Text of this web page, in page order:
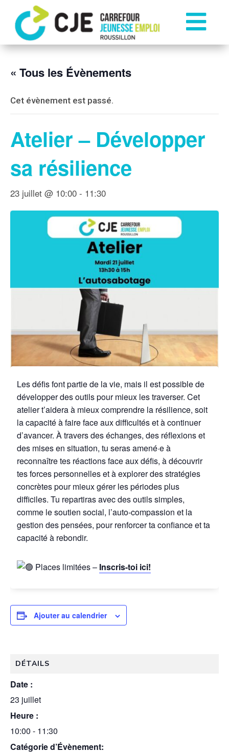

« Tous les Évènements
Cet évènement est passé.
Atelier – Développer
sa résilience
23 juillet @ 10:00 - 11:30
Les défis font partie de la vie, mais il est possible de
développer des outils pour mieux les traverser. Cet
atelier t’aidera à mieux comprendre la résilience, soit
la capacité à faire face aux difficultés et à continuer
d’avancer. À travers des échanges, des réflexions et
des mises en situation, tu seras amené·e à
reconnaître tes réactions face aux défis, à découvrir
tes forces personnelles et à explorer des stratégies
concrètes pour mieux gérer les périodes plus
difficiles. Tu repartiras avec des outils simples,
comme le soutien social, l’auto-compassion et la
gestion des pensées, pour renforcer ta confiance et ta
capacité à rebondir.
Places limitées – Inscris-toi ici!
Ajouter au calendrier
DÉTAILS
Date :
23 juillet
Heure :
10:00 - 11:30
Catégorie d’Évènement: